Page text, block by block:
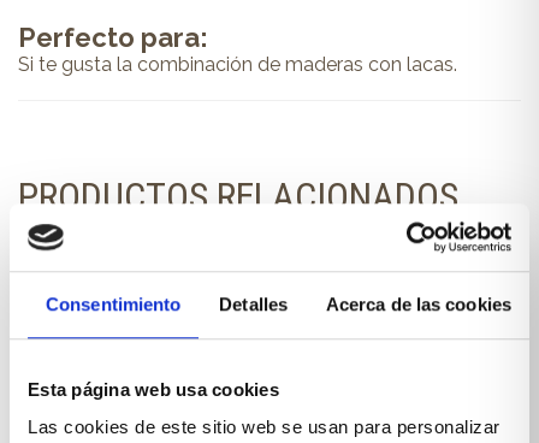
Consentimiento Detalles Acerca de las cookies
Esta página web usa cookies
Las cookies de este sitio web se usan para personalizar
Perfecto para:
Si te gusta la combinación de maderas con lacas.
PRODUCTOS RELACIONADOS
También te pueden interesar...